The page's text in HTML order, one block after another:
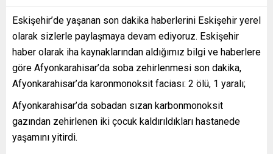
Eskişehir’de yaşanan son dakika haberlerini Eskişehir yerel
olarak sizlerle paylaşmaya devam ediyoruz. Eskişehir
haber olarak iha kaynaklarından aldığımız bilgi ve haberlere
göre Afyonkarahisar’da soba zehirlenmesi son dakika,
Afyonkarahisar’da karonmonoksit faciası: 2 ölü, 1 yaralı;
Afyonkarahisar’da sobadan sızan karbonmonoksit
gazından zehirlenen iki çocuk kaldırıldıkları hastanede
yaşamını yitirdi.